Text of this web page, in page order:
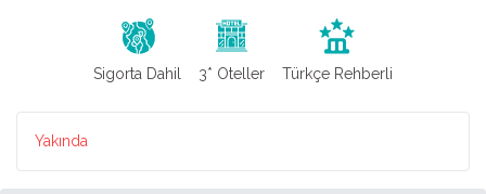
Sigorta Dahil 3* Oteller Türkçe Rehberli
Yakında